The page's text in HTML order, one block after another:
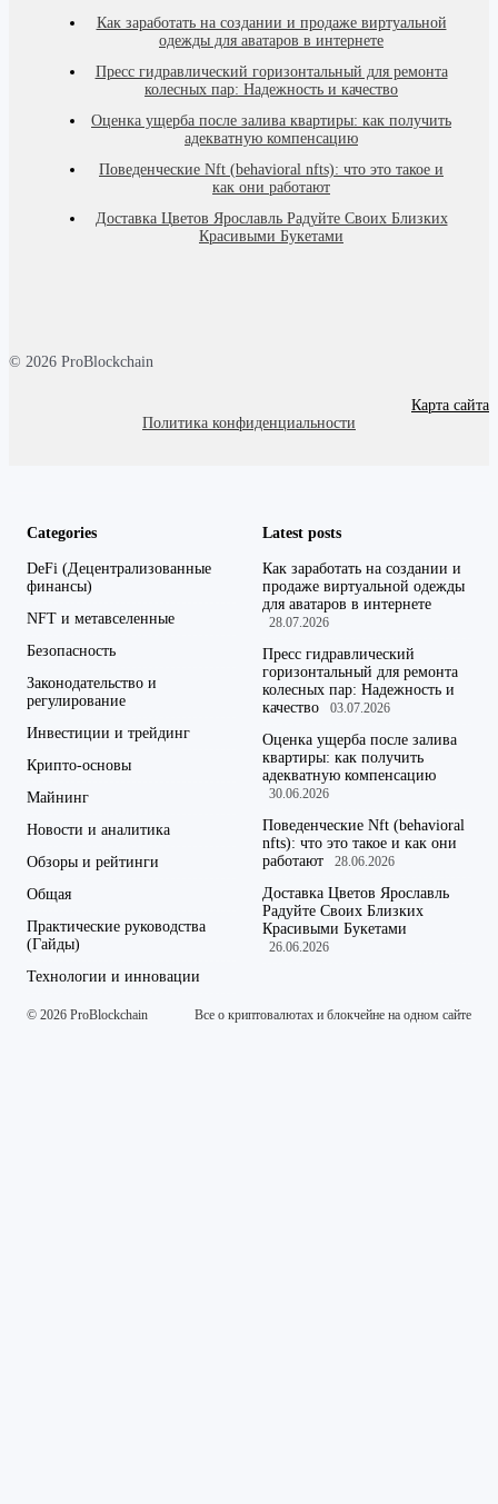
Как заработать на создании и продаже виртуальной
одежды для аватаров в интернете
Пресс гидравлический горизонтальный для ремонта
колесных пар: Надежность и качество
Оценка ущерба после залива квартиры: как получить
адекватную компенсацию
Поведенческие Nft (behavioral nfts): что это такое и
как они работают
Доставка Цветов Ярославль Радуйте Своих Близких
Красивыми Букетами
© 2026 ProBlockchain
Карта сайта
Политика конфиденциальности
Categories
DeFi (Децентрализованные
финансы)
NFT и метавселенные
Безопасность
Законодательство и
регулирование
Инвестиции и трейдинг
Крипто-основы
Майнинг
Новости и аналитика
Обзоры и рейтинги
Общая
Практические руководства
(Гайды)
Технологии и инновации
Latest posts
Как заработать на создании и
продаже виртуальной одежды
для аватаров в интернете
28.07.2026
Пресс гидравлический
горизонтальный для ремонта
колесных пар: Надежность и
качество
03.07.2026
Оценка ущерба после залива
квартиры: как получить
адекватную компенсацию
30.06.2026
Поведенческие Nft (behavioral
nfts): что это такое и как они
работают
28.06.2026
Доставка Цветов Ярославль
Радуйте Своих Близких
Красивыми Букетами
26.06.2026
© 2026 ProBlockchain Все о криптовалютах и блокчейне на одном сайте